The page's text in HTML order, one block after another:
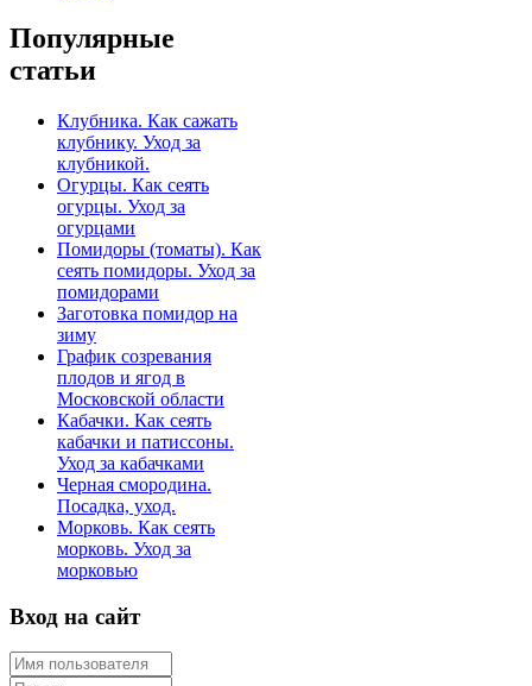
Популярные
статьи
Клубника. Как сажать
клубнику. Уход за
клубникой.
Огурцы. Как сеять
огурцы. Уход за
огурцами
Помидоры (томаты). Как
сеять помидоры. Уход за
помидорами
Заготовка помидор на
зиму
График созревания
плодов и ягод в
Московской области
Кабачки. Как сеять
кабачки и патиссоны.
Уход за кабачками
Черная смородина.
Посадка, уход.
Морковь. Как сеять
морковь. Уход за
морковью
Вход на сайт